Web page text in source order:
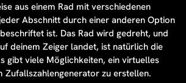
aus einem Rad mit verschiedenen
Abschnitt durch einer anderen Option
ist. Das Rad wird gedreht, und
deinem Zeiger landet, ist natürlich die
gibt viele Möglichkeiten, ein virtuelles
Zufallszahlengenerator zu erstellen.